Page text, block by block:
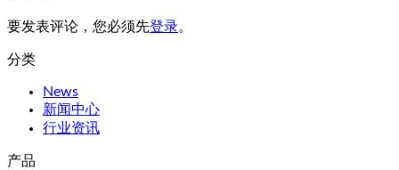
要发表评论，您必须先登录。
分类
News
新闻中心
行业资讯
产品